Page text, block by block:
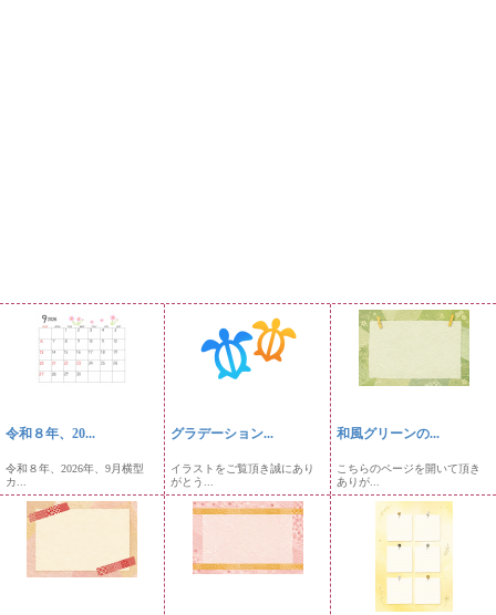
令和８年、20...
令和８年、2026年、9月横型
カ...
グラデーション...
イラストをご覧頂き誠にあり
がとう...
和風グリーンの...
こちらのページを開いて頂き
ありが...